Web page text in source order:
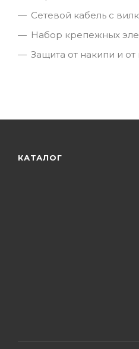
Сетевой кабель с
Набор крепежных
Защита от накипи и
КАТАЛОГ